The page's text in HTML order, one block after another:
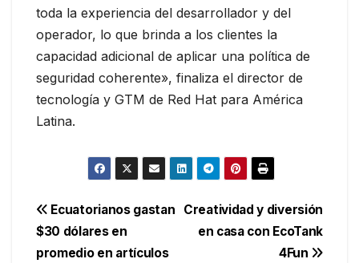
toda la experiencia del desarrollador y del
operador, lo que brinda a los clientes la
capacidad adicional de aplicar una política de
seguridad coherente», finaliza el director de
tecnología y GTM de Red Hat para América
Latina.
Navegación
de
Creatividad y diversión
en casa con EcoTank
4Fun
Ecuatorianos gastan
$30 dólares en
promedio en artículos